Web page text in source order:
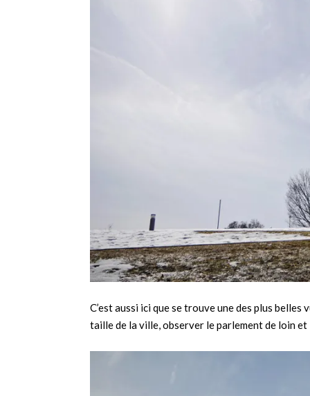
C’est aussi ici que se trouve une des plus
taille de la ville, observer le parlement de loin et